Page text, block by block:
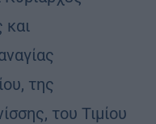
και
της
του Τιμίου